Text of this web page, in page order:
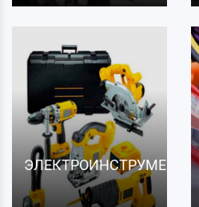
ЭЛЕКТРОИНСТРУМЕНТЫ